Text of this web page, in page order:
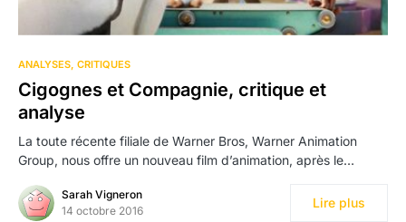
5
ANALYSES CRITIQUES
Cigognes et Compagnie, critique et
analyse
La toute récente filiale de Warner Bros, Warner Animation
Group, nous offre un nouveau film d’animation, après le…
Sarah Vigneron
14 octobre 2016
Lire plus